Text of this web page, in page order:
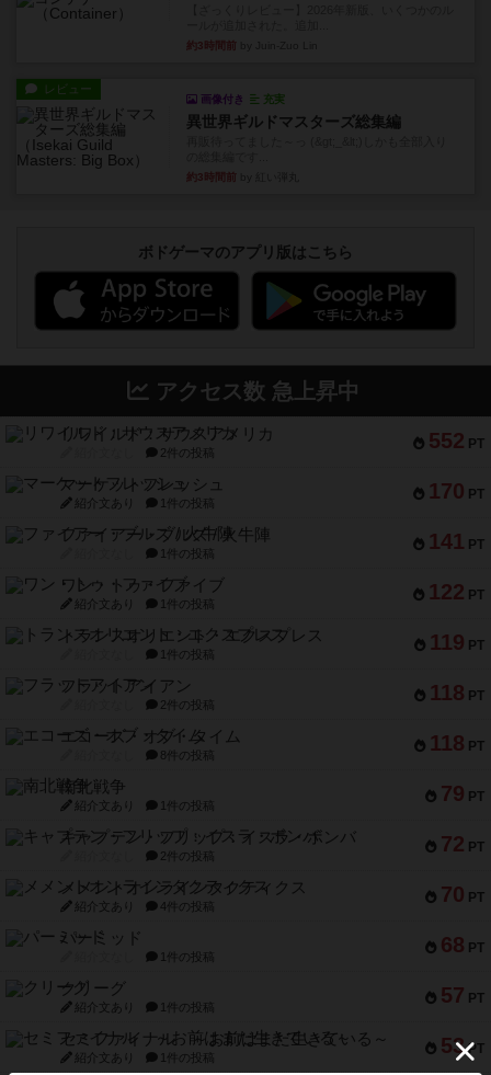
約3時間前
レビュー
画像付き 充実
異世界ギルドマスターズ総集編
約3時間前
ボドゲーマのアプリ版はこちら
アクセス数 急上昇中
552 PT
リワイルド：サウスアメリカ
2件の投稿
170 PT
マーケットフレッシュ
紹介文あり 1件の投稿
141 PT
ファイアー・ブルズ / 火牛陣
1件の投稿
122 PT
ワン・トゥ・ファイブ
紹介文あり 1件の投稿
119 PT
トランスオリエント・エクスプレス
1件の投稿
118 PT
フラットアイアン
2件の投稿
118 PT
エコーズ・オブ・タイム
8件の投稿
79 PT
南北戦争
紹介文あり 1件の投稿
72 PT
キャプテン・フリップ：イスラ・ボンバ
2件の投稿
70 PT
メメントオンラインタクティクス
紹介文あり 4件の投稿
68 PT
パーミッド
1件の投稿
57 PT
クリーグ
紹介文あり 1件の投稿
53 PT
セミファイナル ～お前はまだ生きている～
紹介文あり 1件の投稿